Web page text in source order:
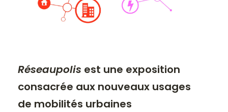
Réseaupolis est une exposition
consacrée aux nouveaux usages
de mobilités urbaines